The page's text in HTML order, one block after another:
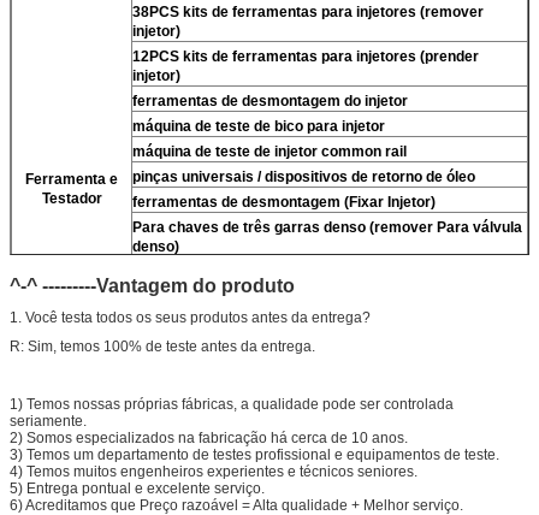
Ferramenta e
Testador
38PCS kits de ferramentas para injetores (remover
injetor)
12PCS kits de ferramentas para injetores (prender
injetor)
ferramentas de desmontagem do injetor
máquina de teste de bico para injetor
máquina de teste de injetor common rail
pinças universais / dispositivos de retorno de óleo
ferramentas de desmontagem (Fixar Injetor)
Para chaves de três garras denso (remover Para válvula
denso)
micrômetro
kits de teste multifuncionais do injetor CR
bancada de teste de injetor common rail (
^-^ ---------Vantagem do produto
1. Você testa todos os seus produtos antes da entrega?
R: Sim, temos 100% de teste antes da entrega.
1) Temos nossas próprias fábricas, a qualidade pode ser controlada
seriamente.
2) Somos especializados na fabricação há cerca de 10 anos.
3) Temos um departamento de testes profissional e equipamentos de teste.
4) Temos muitos engenheiros experientes e técnicos seniores.
5) Entrega pontual e excelente serviço.
6) Acreditamos que Preço razoável = Alta qualidade + Melhor serviço.